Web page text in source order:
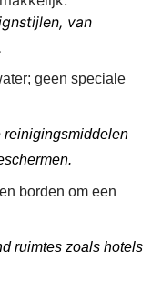
van
geen speciale
reinigingsmiddelen
borden om een
ruimtes zoals hotels